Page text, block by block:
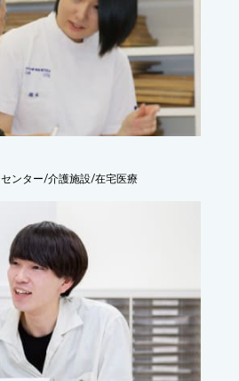
ンター/介護施設/在宅医療